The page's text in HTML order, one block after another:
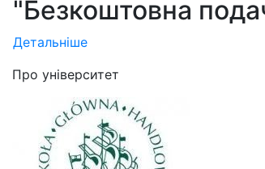
"Безкоштовна
Детальніше
Про університет